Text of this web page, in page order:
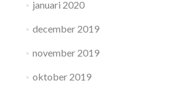
januari 2020
december 2019
november 2019
oktober 2019